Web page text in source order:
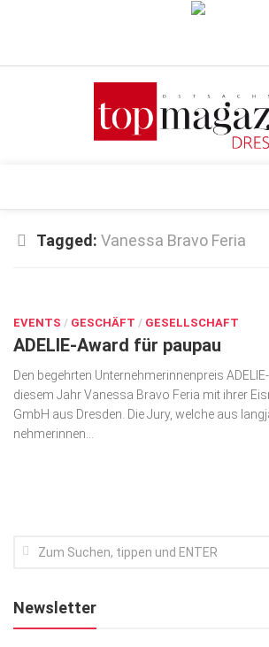
Verkaufsstellen
Top Gesundheitsforum Dresden /
Geschäft
gesund & schön
Gesellschaft
Kunst & Kultur
Top Branchen
Tagged: Vanessa Bravo Feria
EVENTS / GESCHÄFT / GESELLSCHAFT
ADELIE-Award für paupau
Den begehrten Unternehmerinnen­preis
diesem Jahr Vanessa Bravo Feria mit ihrer
GmbH aus Dres­den. Die Jury, welche aus
nehmerin­nen...
Newsletter